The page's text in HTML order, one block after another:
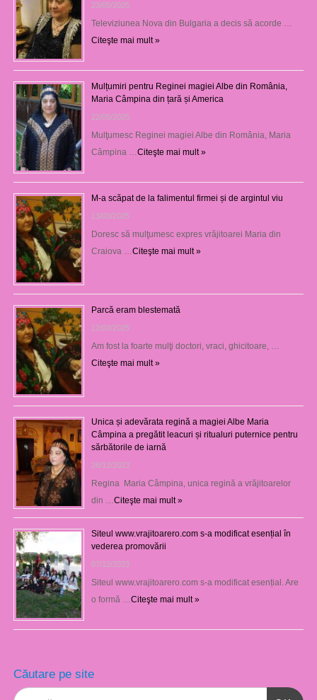
23/05/2025
Televiziunea Nova din Bulgaria a decis să acorde …
Citeşte mai mult »
Mulțumiri pentru Reginei magiei Albe din România,
Maria Câmpina din țară și America
22/05/2025
Mulţumesc Reginei magiei Albe din România, Maria
Câmpina …Citeşte mai mult »
M-a scăpat de la falimentul firmei și de argintul viu
13/03/2025
Doresc să mulţumesc expres vrăjitoarei Maria din
Craiova …Citeşte mai mult »
Parcă eram blestemată
12/03/2025
Am fost la foarte mulţi doctori, vraci, ghicitoare, …
Citeşte mai mult »
Unica și adevărata regină a magiei Albe Maria
Câmpina a pregătit leacuri și ritualuri puternice pentru
sărbătorile de iarnă
26/12/2023
Regina Maria Câmpina, unica regină a vrăjitoarelor
din …Citeşte mai mult »
Siteul www.vrajitoarero.com s-a modificat esențial în
vederea promovării
07/12/2023
Siteul www.vrajitoarero.com s-a modificat esențial. Are
o formă …Citeşte mai mult »
Căutare pe site